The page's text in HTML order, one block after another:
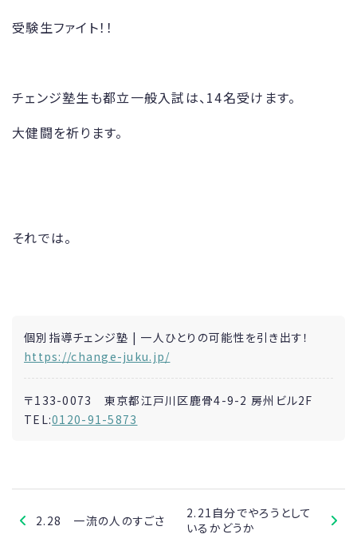
受験生ファイト！！
チェンジ塾生も都立一般入試は、14名受けます。
大健闘を祈ります。
それでは。
個別指導チェンジ塾 | 一人ひとりの可能性を引き出す！
https://change-juku.jp/
〒133-0073 東京都江戸川区鹿骨4-9-2 房州ビル2F
TEL:0120-91-5873
2.28 一流の人のすごさ
2.21自分でやろうとして
いるかどうか